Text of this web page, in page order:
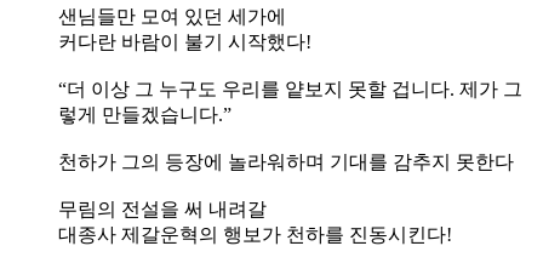
샌님들만 모여 있던 세가에
커다란 바람이 불기 시작했다!
“더 이상 그 누구도 우리를 얕보지 못할 겁니다. 제가 그
렇게 만들겠습니다.”
천하가 그의 등장에 놀라워하며 기대를 감추지 못한다
무림의 전설을 써 내려갈
대종사 제갈운혁의 행보가 천하를 진동시킨다!